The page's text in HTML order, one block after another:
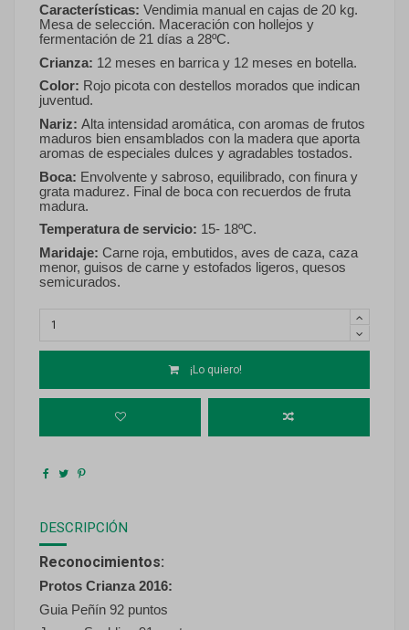
Características: Vendimia manual en cajas de 20 kg.
Mesa de selección. Maceración con hollejos y
fermentación de 21 días a 28ºC.
Crianza: 12 meses en barrica y 12 meses en botella.
Color: Rojo picota con destellos morados que indican
juventud.
Nariz: Alta intensidad aromática, con aromas de frutos
maduros bien ensamblados con la madera que aporta
aromas de especiales dulces y agradables tostados.
Boca: Envolvente y sabroso, equilibrado, con finura y
grata madurez. Final de boca con recuerdos de fruta
madura.
Temperatura de servicio: 15- 18ºC.
Maridaje: Carne roja, embutidos, aves de caza, caza
menor, guisos de carne y estofados ligeros, quesos
semicurados.
¡Lo quiero!
DESCRIPCIÓN
Reconocimientos:
Protos Crianza 2016:
Guia Peñín 92 puntos